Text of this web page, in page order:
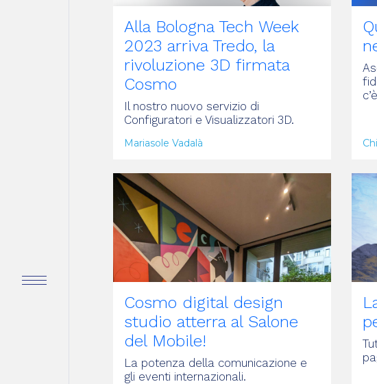
Alla Bologna Tech Week
2023 arriva Tredo, la
rivoluzione 3D firmata
Cosmo
Il nostro nuovo servizio di
Configuratori e Visualizzatori 3D.
Mariasole Vadalà
Cosmo digital design
studio atterra al Salone
del Mobile!
La potenza della comunicazione e
gli eventi internazionali.